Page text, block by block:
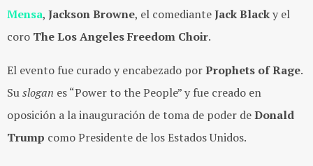
Mensa, Jackson Browne, el comedianteJack Blacky el
coro The Los Angeles Freedom Choir.
El evento fue curado y encabezado porProphets of Rage.
Suslogan es “Power to the People” y fue creado en
oposición a la inauguración de toma de poder deDonald
Trump como Presidente de los Estados Unidos.